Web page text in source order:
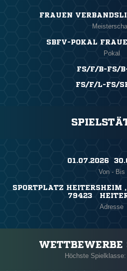
FRAUEN
SBFV-POKAL
Pokal
FS/F/B-FS/
FS/F/L-FS/
01.07.2026
Von - Bis
SPORTPLATZ HEITERSHEIM
79423
Adresse
Höchste